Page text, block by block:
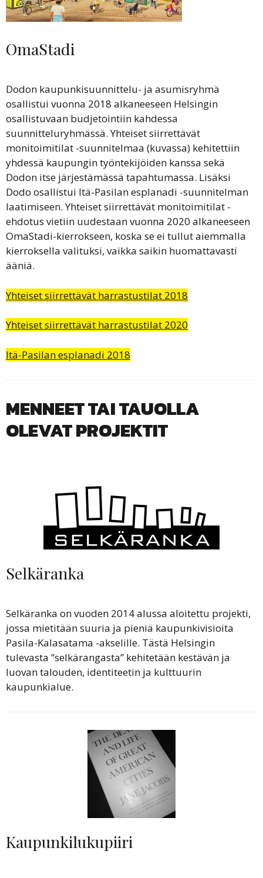
OmaStadi
Dodon kaupunkisuunnittelu- ja asumisryhmä
osallistui vuonna 2018 alkaneeseen Helsingin
osallistuvaan budjetointiin kahdessa
suunnitteluryhmässä. Yhteiset siirrettävät
monitoimitilat -suunnitelmaa (kuvassa) kehitettiin
yhdessä kaupungin työntekijöiden kanssa sekä
Dodon itse järjestämässä tapahtumassa. Lisäksi
Dodo osallistui Itä-Pasilan esplanadi -suunnitelman
laatimiseen. Yhteiset siirrettävät monitoimitilat -
ehdotus vietiin uudestaan vuonna 2020 alkaneeseen
OmaStadi-kierrokseen, koska se ei tullut aiemmalla
kierroksella valituksi, vaikka saikin huomattavasti
ääniä.
Yhteiset siirrettävät harrastustilat 2018
Yhteiset siirrettävät harrastustilat 2020
Itä-Pasilan esplanadi 2018
MENNEET TAI TAUOLLA
OLEVAT PROJEKTIT
Selkäranka
Selkäranka on vuoden 2014 alussa aloitettu projekti,
jossa mietitään suuria ja pieniä kaupunkivisioita
Pasila-Kalasatama -akselille. Tästä Helsingin
tulevasta ”selkärangasta” kehitetään kestävän ja
luovan talouden, identiteetin ja kulttuurin
kaupunkialue.
Kaupunkilukupiiri